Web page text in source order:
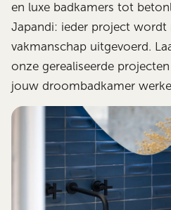
en luxe badkamers tot
Japandi: ieder project wordt
vakmanschap uitgevoerd.
onze gerealiseerde
jouw droombadkamer